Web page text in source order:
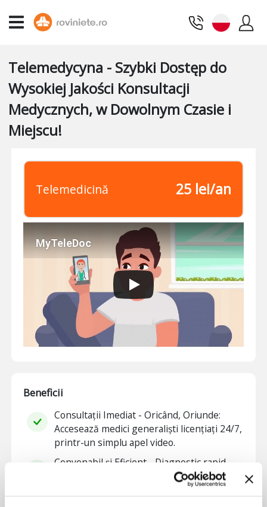
Telemedycyna - Szybki Dostęp do
Wysokiej Jakości Konsultacji
Medycznych, w Dowolnym Czasie i
Miejscu!
Telemedicină 25 lei/an
MyTeleDoc
Beneficii
Consultații Imediat - Oricând, Oriunde:
Accesează medici generaliști licențiați 24/7,
printr-un simplu apel video.
Convenabil și Eficient - Diagnostic rapid,
rețete livrate direct pe telefon.